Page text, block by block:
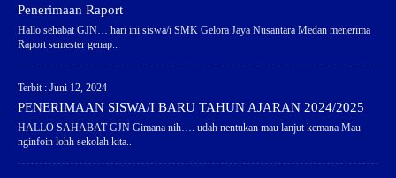
Penerimaan Raport
Hallo sehabat GJN… hari ini siswa/i SMK Gelora Jaya Nusantara Medan menerima
Raport semester genap..
Terbit : Juni 12, 2024
PENERIMAAN SISWA/I BARU TAHUN AJARAN 2024/2025
HALLO SAHABAT GJN Gimana nih…. udah nentukan mau lanjut kemana Mau
nginfoin lohh sekolah kita..